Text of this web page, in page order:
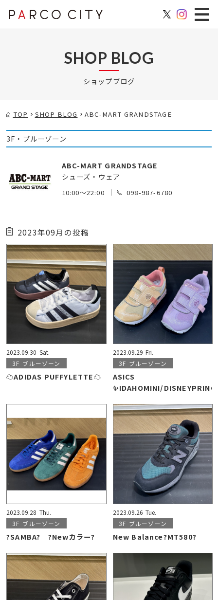
SHOP BLOG
ショップブログ
TOP SHOP BLOG ABC-MART GRANDSTAGE
3F・ブルーゾーン
ABC-MART GRANDSTAGE
シューズ・ウェア
10:00～22:00 098-987-6780
2023年09月の投稿
2023.09.30 Sat.
3F ブルーゾーン
☁ADIDAS PUFFYLETTE☁
2023.09.29 Fri.
3F ブルーゾーン
ASICS
✨IDAHOMINI/
2023.09.28 Thu.
3F ブルーゾーン
?SAMBA? ?Newカラー?
2023.09.26 Tue.
3F ブルーゾーン
New Balance?MT580?